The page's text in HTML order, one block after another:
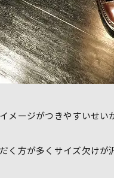
メージがつきやすいせい
く方が多くサイズ欠けが